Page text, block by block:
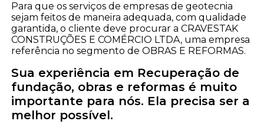
Para que os serviços de empresas de geotecnia
sejam feitos de maneira adequada, com qualidade
garantida, o cliente deve procurar a CRAVESTAK
CONSTRUÇÕES E COMÉRCIO LTDA, uma empresa
referência no segmento de OBRAS E REFORMAS.
Sua experiência em Recuperação de
fundação, obras e reformas é muito
importante para nós. Ela precisa ser a
melhor possível.